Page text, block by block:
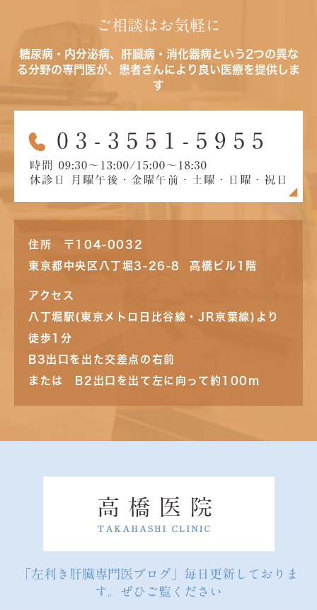
ご相談はお気軽に
糖尿病・内分泌病、肝臓病・消化器病という2つの異な
る分野の専門医が、患者さんにより良い医療を提供しま
す
住所 〒104-0032
東京都中央区八丁堀3-26-8 高橋ビル1階
アクセス
八丁堀駅(東京メトロ日比谷線・JR京葉線)より
徒歩1分
B3出口を出た交差点の右前
または B2出口を出て左に向って約100m
「左利き肝臓専門医ブログ」毎日更新しておりま
す。ぜひご覧ください